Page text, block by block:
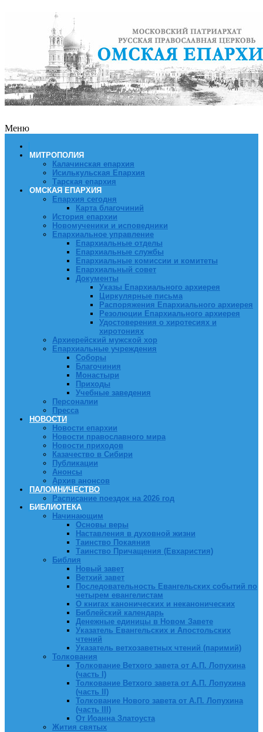
Меню
МИТРОПОЛИЯ
Калачинская епархия
Исилькульская Епархия
Тарская епархия
ОМСКАЯ ЕПАРХИЯ
Епархия сегодня
Карта благочиний
История епархии
Новомученики и исповедники
Епархиальное управление
Епархиальные отделы
Епархиальные службы
Епархиальные комиссии и комитеты
Епархиальный совет
Документы
Указы Епархиального архиерея
Циркулярные письма
Распоряжения Епархиального архиерея
Резолюции Епархиального архиерея
Удостоверения о хиротесиях и
хиротониях
Архиерейский мужской хор
Епархиальные учреждения
Соборы
Благочиния
Монастыри
Приходы
Учебные заведения
Персоналии
Пресса
НОВОСТИ
Новости епархии
Новости православного мира
Новости приходов
Казачество в Сибири
Публикации
Анонсы
Архив анонсов
ПАЛОМНИЧЕСТВО
Расписание поездок на 2026 год
БИБЛИОТЕКА
Начинающим
Основы веры
Наставления в духовной жизни
Таинство Покаяния
Таинство Причащения (Евхаристия)
Библия
Новый завет
Ветхий завет
Последовательность Евангельских событий по
четырем евангелистам
О книгах канонических и неканонических
Библейский календарь
Денежные единицы в Новом Завете
Указатель Евангельских и Апостольских
чтений
Указатель ветхозаветных чтений (паримий)
Толкования
Толкование Ветхого завета от А.П. Лопухина
(часть I)
Толкование Ветхого завета от А.П. Лопухина
(часть II)
Толкование Нового завета от А.П. Лопухина
(часть III)
От Иоанна Златоуста
Жития святых